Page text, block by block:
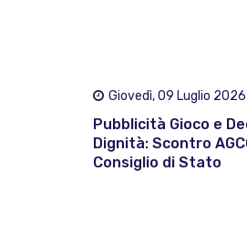
Giovedì, 09 Luglio 2026
Pubblicità Gioco e
Dignità: Scontro
Consiglio di Stato